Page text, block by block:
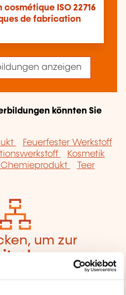
ISO 22716
de fabrication
anzeigen
könnten Sie
Feuerfester Werkstoff
Kosmetik
Teer
um zur
der